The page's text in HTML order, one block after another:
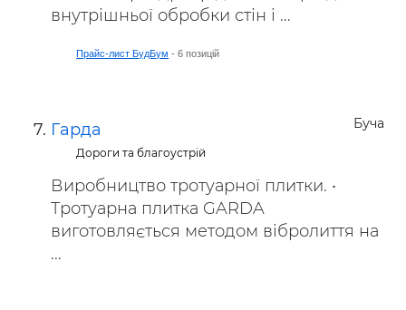
внутрішньої обробки стін і ...
Прайс-лист БудБум - 6 позицій
Буча
Гарда
Дороги та благоустрій
Виробництво тротуарної плитки. •
Тротуарна плитка GARDA
виготовляється методом вібролиття на
...